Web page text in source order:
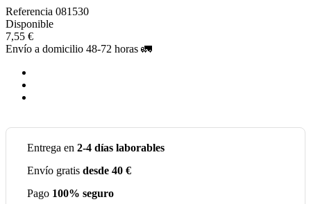
Referencia 081530
Disponible
7,55 €
Envío a domicilio 48-72 horas 🚛
Entrega en 2-4 días laborables
Envío gratis desde 40 €
Pago 100% seguro